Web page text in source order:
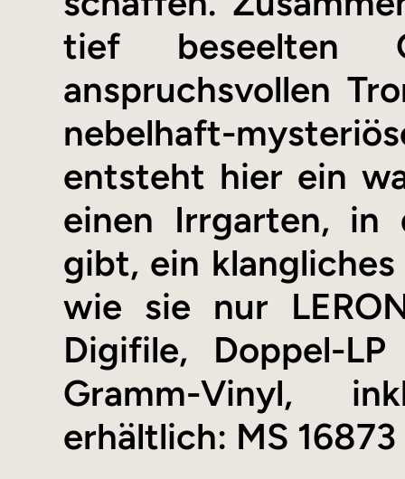
tief beseelten
anspruchsvollen
nebelhaft-
entsteht hier ein
einen Irrgarten, in
gibt, ein
wie sie nur
Digifile, Doppel-
Gramm-Vinyl,
erhältlich: MS